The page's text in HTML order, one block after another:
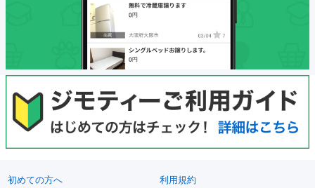
初めての方へ 利用規約